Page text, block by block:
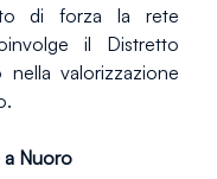
di forza la rete
il Distretto
valorizzazione
a Nuoro